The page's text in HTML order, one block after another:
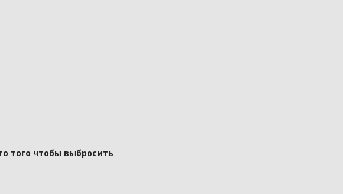
того чтобы выбросить